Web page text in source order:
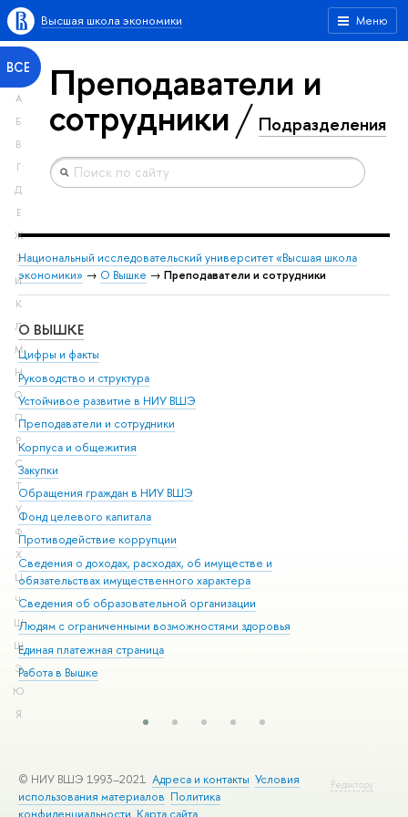
Меню
Высшая школа экономики
ВСЕ
А
Б
В
Г
Д
Е
Ж
З
И
К
Л
М
Н
О
П
Р
С
Т
У
Ф
Х
Ц
Ч
Ш
Щ
Э
Ю
Я
Преподаватели и
сотрудники Подразделения
Национальный исследовательский университет «Высшая школа
экономики» → О Вышке → Преподаватели и сотрудники
О ВЫШКЕ
Цифры и факты
Руководство и структура
Устойчивое развитие в НИУ ВШЭ
Преподаватели и сотрудники
Корпуса и общежития
Закупки
Обращения граждан в НИУ ВШЭ
Фонд целевого капитала
Противодействие коррупции
Сведения о доходах, расходах, об имуществе и
обязательствах имущественного характера
Сведения об образовательной организации
Людям с ограниченными возможностями здоровья
Единая платежная страница
Работа в Вышке
Редактору
© НИУ ВШЭ 1993–2021 Адреса и контакты Условия
использования материалов Политика
конфиденциальности Карта сайта